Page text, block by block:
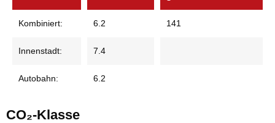
Kombiniert: 6.2 141
Innenstadt: 7.4
Autobahn: 6.2
CO₂-Klasse